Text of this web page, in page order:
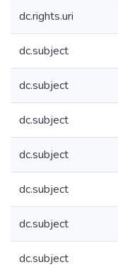
dc.rights.uri
dc.subject
dc.subject
dc.subject
dc.subject
dc.subject
dc.subject
dc.subject